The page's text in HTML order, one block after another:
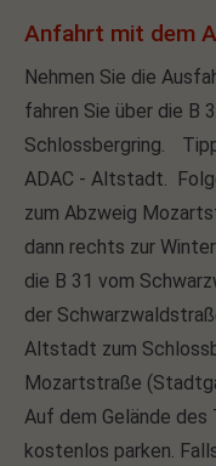
Anfahrt mit dem
Nehmen Sie die
fahren Sie über die B
Schlossbergring.
ADAC - Altstadt.
zum Abzweig
dann rechts zur
die B 31 vom
der
Altstadt zum
Mozartstraße
Auf dem Gelände des
kostenlos parken.